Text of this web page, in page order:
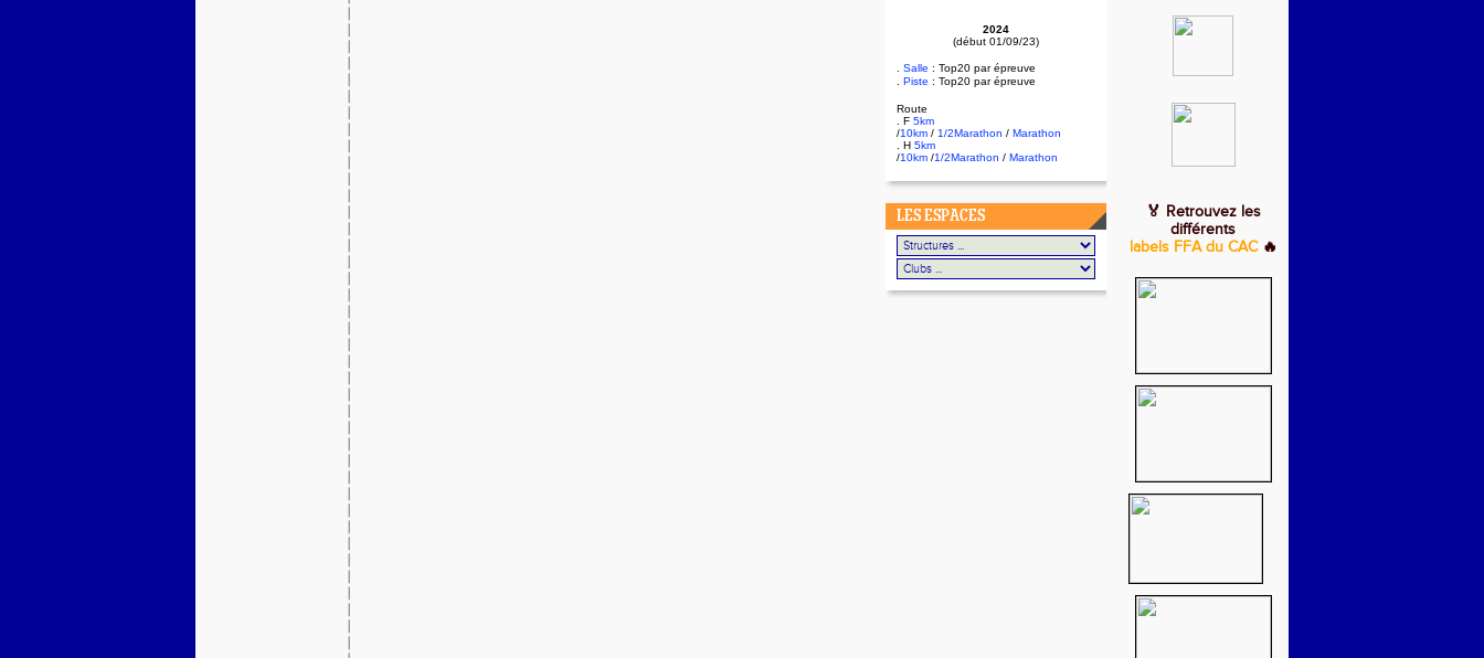
2024
(début 01/09/23)
. Salle : Top20 par épreuve
Piste : Top20 par épreuve
Route
. F 5km
/10km / 1/2Marathon / Marathon
. H 5km
/10km /1/2Marathon / Marathon
LES ESPACES
🏅 Retrouvez les
différents
labels FFA du CAC 🔥